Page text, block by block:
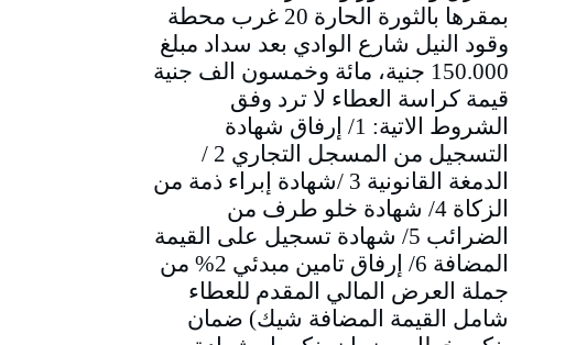
بمقرها بالثورة الحارة 20 غرب محطة
وقود النيل شارع الوادي بعد سداد مبلغ
150.000 جنية، مائة وخمسون الف جنية
قيمة كراسة العطاء لا ترد وفق
الشروط الاتية: 1/ إرفاق شهادة
التسجيل من المسجل التجاري 2 /
الدمغة القانونية 3 /شهادة إبراء ذمة من
الزكاة 4/ شهادة خلو طرف من
الضرائب 5/ شهادة تسجيل على القيمة
المضافة 6/ إرفاق تامين مبدئي 2% من
جملة العرض المالي المقدم للعطاء
شامل القيمة المضافة شيك) ضمان